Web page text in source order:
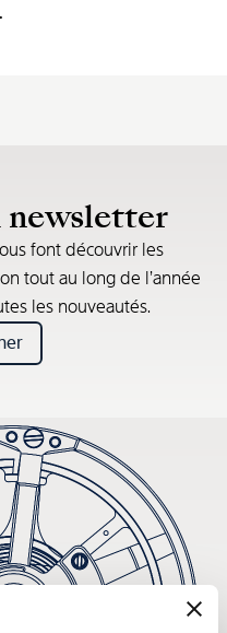
newsletter
font découvrir les
tout au long de l’année
les nouveautés.